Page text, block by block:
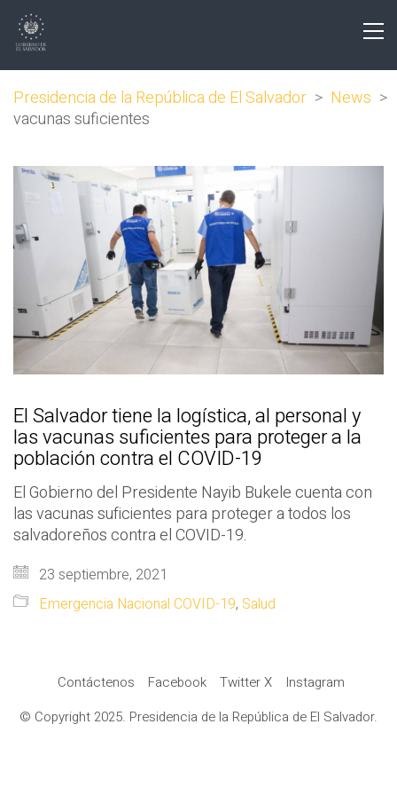
Presidencia de la República de El Salvador > News >
vacunas suficientes
El Salvador tiene la logística, al personal y
las vacunas suficientes para proteger a la
población contra el COVID-19
El Gobierno del Presidente Nayib Bukele cuenta con
las vacunas suficientes para proteger a todos los
salvadoreños contra el COVID-19.
23 septiembre, 2021
Emergencia Nacional COVID-19, Salud
Contáctenos Facebook Twitter X
Instagram
© Copyright 2025. Presidencia de la República de El Salvador.